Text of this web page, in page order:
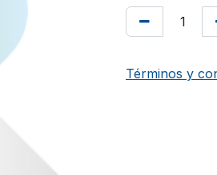
Términos y